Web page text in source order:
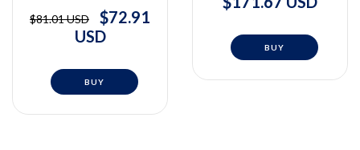
Procedimentos
Adequados para cada
Paciente | Vincent Wong
$81.01 USD
$72.91
USD